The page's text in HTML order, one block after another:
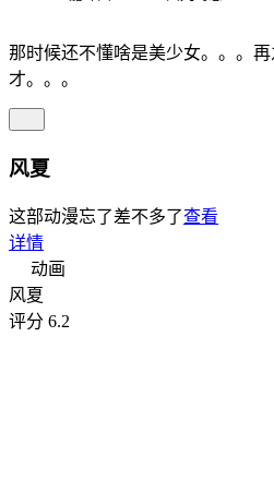
那时候还不懂啥是美少女。。。
才。。。
风夏
这部动漫忘了差不多了查看
详情
动画
风夏
评分 6.2